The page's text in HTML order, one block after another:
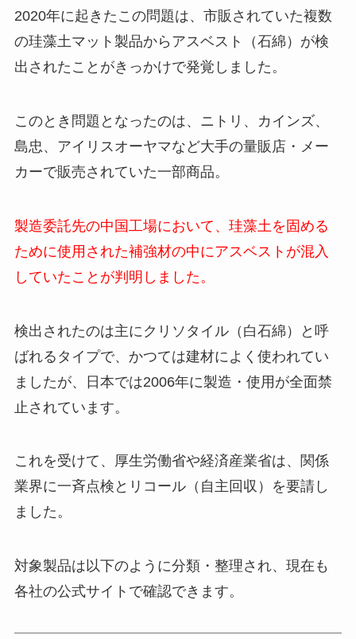
2020年に起きたこの問題は、市販されていた複数
の珪藻土マット製品からアスベスト（石綿）が検
出されたことがきっかけで発覚しました。
このとき問題となったのは、ニトリ、カインズ、
島忠、アイリスオーヤマなど大手の量販店・メー
カーで販売されていた一部商品。
製造委託先の中国工場において、珪藻土を固める
ために使用された補強材の中にアスベストが混入
していたことが判明しました。
検出されたのは主にクリソタイル（白石綿）と呼
ばれるタイプで、かつては建材によく使われてい
ましたが、日本では2006年に製造・使用が全面禁
止されています。
これを受けて、厚生労働省や経済産業省は、関係
業界に一斉点検とリコール（自主回収）を要請し
ました。
対象製品は以下のように分類・整理され、現在も
各社の公式サイトで確認できます。